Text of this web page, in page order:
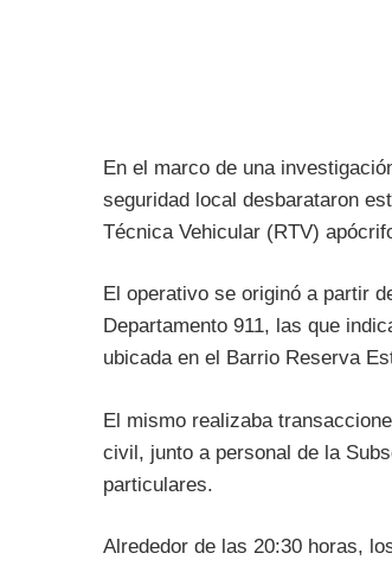
En el marco de una
seguridad local desbarataron
Técnica Vehicular (RTV)
El operativo se originó a partir
Departamento 911, las que
ubicada en el Barrio Reserva
El mismo realizaba
civil, junto a personal de la
particulares.
Alrededor de las 20:30 horas,